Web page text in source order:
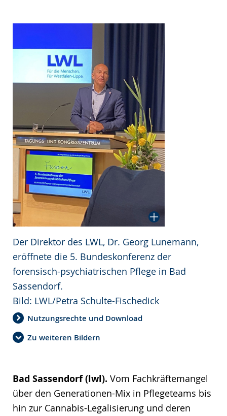
Der Direktor des LWL, Dr. Georg Lunemann,
eröffnete die 5. Bundeskonferenz der
forensisch-psychiatrischen Pflege in Bad
Sassendorf.
Bild: LWL/Petra Schulte-Fischedick
Nutzungsrechte und Download
Zu weiteren Bildern
Bad Sassendorf (lwl). Vom Fachkräftemangel
über den Generationen-Mix in Pflegeteams bis
hin zur Cannabis-Legalisierung und deren